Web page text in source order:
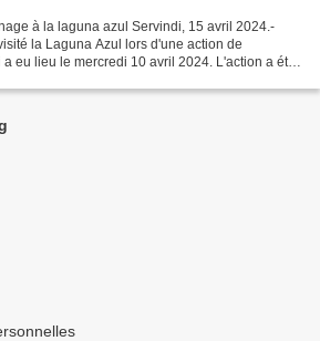
à la laguna azul Servindi, 15 avril 2024.-
la Laguna Azul lors d'une action de
eu lieu le mercredi 10 avril 2024. L'action a été